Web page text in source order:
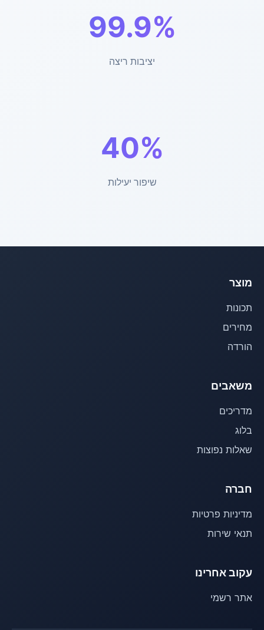
99.9%
יציבות ריצה
40%
שיפור יעילות
מוצר
תכונות
מחירים
הורדה
משאבים
מדריכים
בלוג
שאלות נפוצות
חברה
מדיניות פרטיות
תנאי שירות
עקוב אחרינו
אתר רשמי